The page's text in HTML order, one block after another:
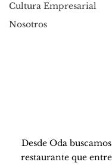
Cultura Empresarial
Nosotros
Desde Oda
restaurante que